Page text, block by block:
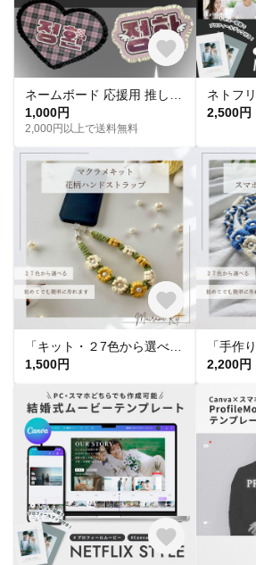
1,000円
2,000円以上で送料無料
2,500円
1,500円
2,200円